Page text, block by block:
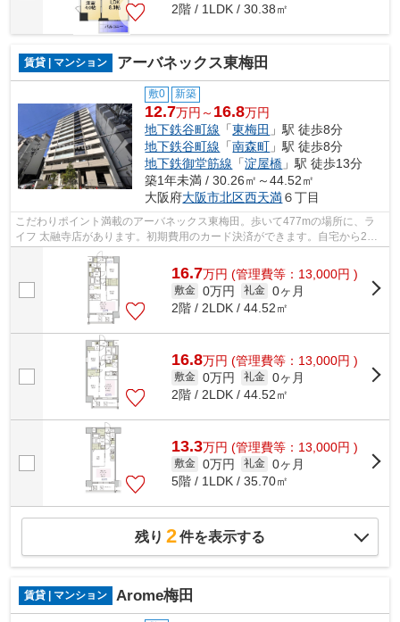
2階 / 1LDK / 30.38㎡
賃貸 | マンション アーバネックス東梅田
敷0 新築
12.7万円～ 16.8万円
地下鉄谷町線 「東梅田 」駅 徒歩8分
地下鉄谷町線 「南森町 」駅 徒歩8分
地下鉄御堂筋線 「淀屋橋 」駅 徒歩13分
築1年未満 / 30.26㎡～44.52㎡
大阪府大阪市北区西天満６丁目
こだわりポイント満載のアーバネックス東梅田。歩いて477mの場所に、ラ
イフ 太融寺店があります。初期費用のカード決済ができます。自宅から2駅
利用できる、利便性の高いマンションで...
16.7万円 (管理費等：13,000円 )
敷金 0万円 礼金 0ヶ月
2階 / 2LDK / 44.52㎡
16.8万円 (管理費等：13,000円 )
敷金 0万円 礼金 0ヶ月
2階 / 2LDK / 44.52㎡
13.3万円 (管理費等：13,000円 )
敷金 0万円 礼金 0ヶ月
5階 / 1LDK / 35.70㎡
残り 2件を表示する
賃貸 | マンション Arome梅田